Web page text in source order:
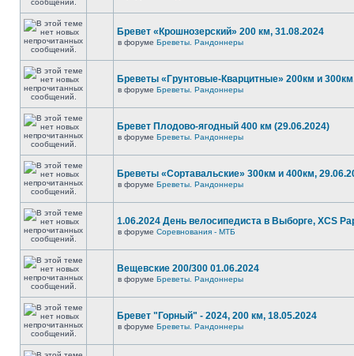
Бревет «Крошнозерский» 200 км, 31.08.2024
в форуме Бреветы. Рандоннеры
Бреветы «Грунтовые-Кварцитные» 200км и
в форуме Бреветы. Рандоннеры
Бревет Плодово-ягодный 400 км (29.06.2024)
в форуме Бреветы. Рандоннеры
Бреветы «Сортавальские» 300км и 400км,
в форуме Бреветы. Рандоннеры
1.06.2024 День велосипедиста в Выборге, XCS
в форуме Соревнования - МТБ
Вещевские 200/300 01.06.2024
в форуме Бреветы. Рандоннеры
Бревет "Горный" - 2024, 200 км, 18.05.2024
в форуме Бреветы. Рандоннеры